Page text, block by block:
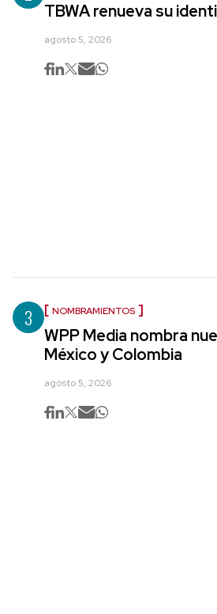
TBWA renueva su
agosto 5, 2026
3 NOMBRAMIENTOS
WPP Media nombra
México y Colombia
agosto 5, 2026